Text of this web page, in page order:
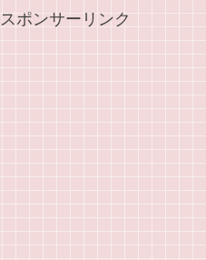
スポンサーリンク